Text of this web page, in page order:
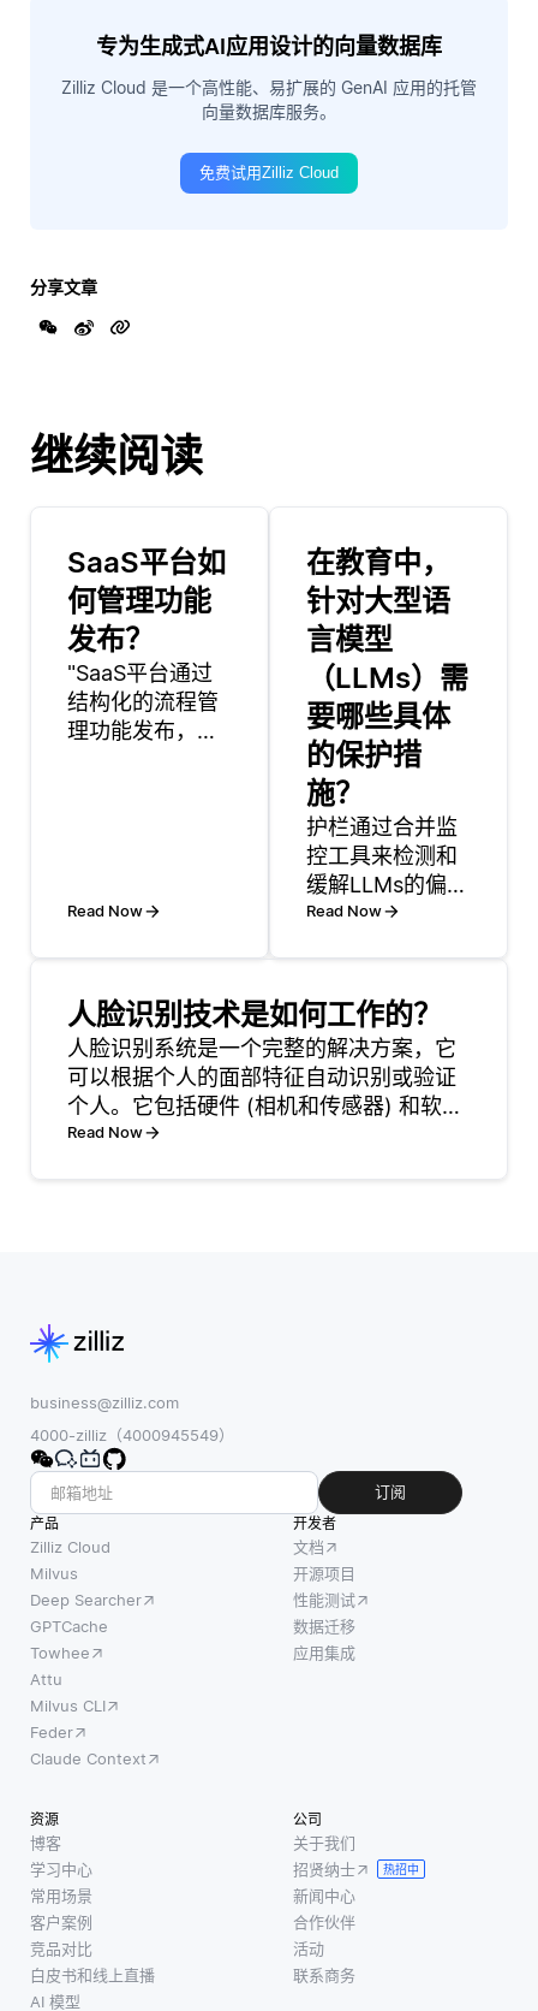
专为生成式AI应用设计的向量数据库
Zilliz Cloud 是一个高性能、易扩展的 GenAI 应用的托管
向量数据库服务。
免费试用Zilliz Cloud
分享文章
继续阅读
SaaS平台如
何管理功能
发布？
"SaaS平台通过
结构化的流程管
理功能发布，这
据用户反馈、竞
略确定需要添加
划阶段通常包括
设定具体目标、
确定时间表，并
将任务分配给开
发团队。通过将
Read Now
在教育中，
针对大型语
言模型
（LLMs）需
要哪些具体
的保护措
施？
护栏通过合并监
控工具来检测和
缓解LLMs的偏差
输出，这些工具
性语言或模式。
这些工具评估产
出是否反映了不
公平的陈规定型
观念或与性别、
Read Now
人脸识别技术是如何工作的？
人脸识别系统是一个完整的解决方案，它
可以根据个人的面部特征自动识别或验证
个人。它包括硬件 (相机和传感器) 和软件
(算法和数据库) 来执行人脸检测，特征提
Read Now
business@zilliz.com
4000-zilliz（4000945549）
订阅
产品
Zilliz Cloud
Milvus
Deep Searcher
GPTCache
Towhee
Attu
Milvus CLI
Feder
Claude Context
开发者
文档
开源项目
性能测试
数据迁移
应用集成
资源
博客
学习中心
常用场景
客户案例
竞品对比
白皮书和线上直播
AI 模型
公司
关于我们
招贤纳士
热招中
新闻中心
合作伙伴
活动
联系商务